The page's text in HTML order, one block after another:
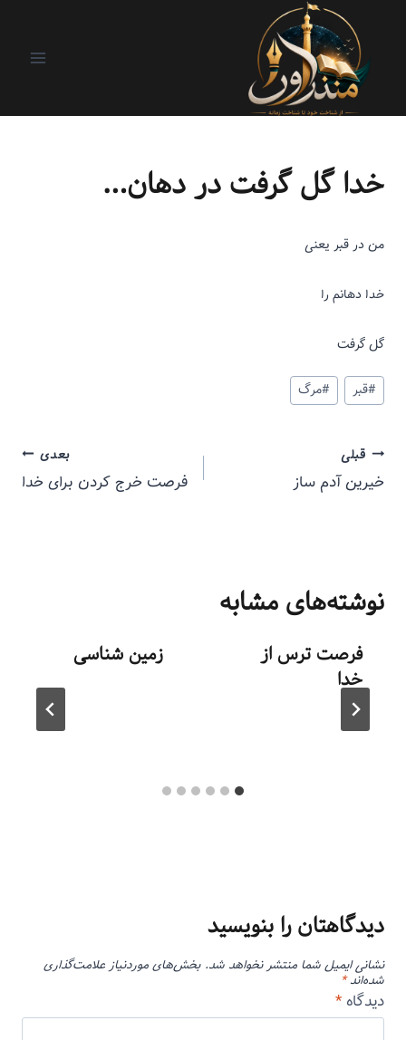
خدا گل گرفت در دهان…
من در قبر یعنی
خدا دهانم را
گل گرفت
#قبر #مرگ
قبلی
خیرین آدم ساز
بعدی
فرصت خرج کردن برای خدا
نوشته‌های مشابه
فرصت ترس از
خدا
توسط
شهریور ۲, ۱۳۹۳
زمین شناسی
دیدگاهتان را بنویسید
نشانی ایمیل شما منتشر نخواهد شد. بخش‌های موردنیاز علامت‌گذاری
شده‌اند*
دیدگاه *